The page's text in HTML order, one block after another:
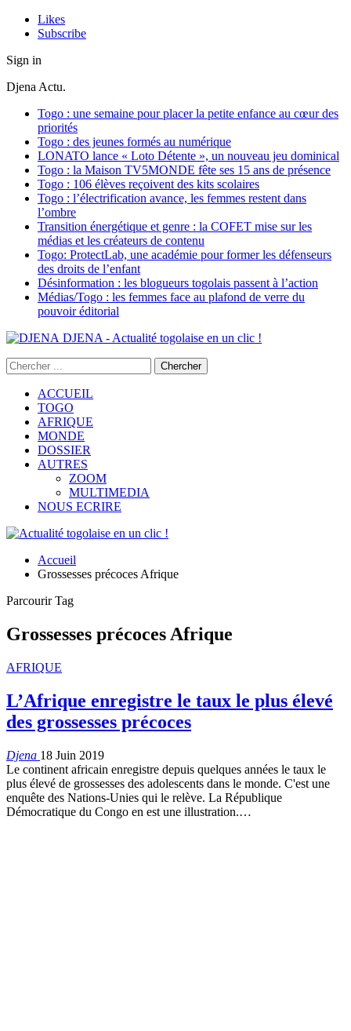
Likes
Subscribe
Sign in
Djena Actu.
Togo : une semaine pour placer la petite enfance au cœur des
priorités
Togo : des jeunes formés au numérique
LONATO lance « Loto Détente », un nouveau jeu dominical
Togo : la Maison TV5MONDE fête ses 15 ans de présence
Togo : 106 élèves reçoivent des kits scolaires
Togo : l’électrification avance, les femmes restent dans
l’ombre
Transition énergétique et genre : la COFET mise sur les
médias et les créateurs de contenu
Togo: ProtectLab, une académie pour former les défenseurs
des droits de l’enfant
Désinformation : les blogueurs togolais passent à l’action
Médias/Togo : les femmes face au plafond de verre du
pouvoir éditorial
DJENA - Actualité togolaise en un clic !
ACCUEIL
TOGO
AFRIQUE
MONDE
DOSSIER
AUTRES
ZOOM
MULTIMEDIA
NOUS ECRIRE
Accueil
Grossesses précoces Afrique
Parcourir Tag
Grossesses précoces Afrique
AFRIQUE
L’Afrique enregistre le taux le plus élevé
des grossesses précoces
Djena 18 Juin 2019
Le continent africain enregistre depuis quelques années le taux le
plus élevé de grossesses des adolescents dans le monde. C'est une
enquête des Nations-Unies qui le relève. La République
Démocratique du Congo en est une illustration.…